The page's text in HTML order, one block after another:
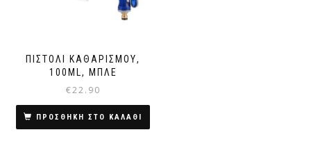
ΠΙΣΤΌΛΙ ΚΑΘΑΡΙΣΜΟΎ,
100ML, ΜΠΛΕ
€22.90
ΠΡΟΣΘΗΚΗ ΣΤΟ ΚΑΛΑΘΙ